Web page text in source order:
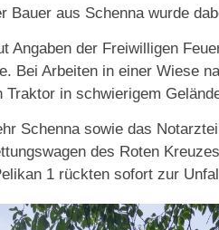
Bauer aus Schenna wurde
Angaben der Freiwilligen
Bei Arbeiten in einer Wiese
Traktor in schwierigem
Schenna sowie das
des Roten
1 rückten sofort zur